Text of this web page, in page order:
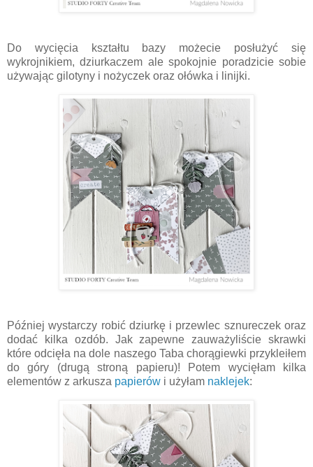
Do wycięcia kształtu bazy możecie posłużyć się
wykrojnikiem, dziurkaczem ale spokojnie poradzicie sobie
używając gilotyny i nożyczek oraz ołówka i linijki.
Później wystarczy robić dziurkę i przewlec sznureczek oraz
dodać kilka ozdób. Jak zapewne zauważyliście skrawki
które odcięła na dole naszego Taba chorągiewki przykleiłem
do góry (drugą stroną papieru)! Potem wycięłam kilka
elementów z arkusza papierów i użyłam naklejek: